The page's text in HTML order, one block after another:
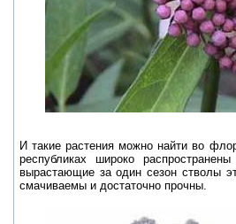
И такие растения можно найти во
республиках широко
вырастающие за один сезон стволы
смачиваемы и достаточно прочны.